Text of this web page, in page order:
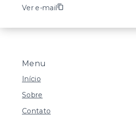
Menu
Início
Sobre
Contato
Ver e-mail